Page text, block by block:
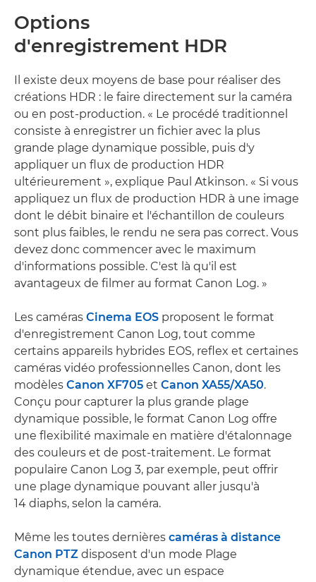
Options
d'enregistrement HDR
Il existe deux moyens de base pour réaliser des
créations HDR : le faire directement sur la caméra
ou en post-production. « Le procédé traditionnel
consiste à enregistrer un fichier avec la plus
grande plage dynamique possible, puis d'y
appliquer un flux de production HDR
ultérieurement », explique Paul Atkinson. « Si vous
appliquez un flux de production HDR à une image
dont le débit binaire et l'échantillon de couleurs
sont plus faibles, le rendu ne sera pas correct. Vous
devez donc commencer avec le maximum
d'informations possible. C'est là qu'il est
avantageux de filmer au format Canon Log. »
Les caméras Cinema EOS proposent le format
d'enregistrement Canon Log, tout comme
certains appareils hybrides EOS, reflex et certaines
caméras vidéo professionnelles Canon, dont les
modèles Canon XF705 et Canon XA55/XA50.
Conçu pour capturer la plus grande plage
dynamique possible, le format Canon Log offre
une flexibilité maximale en matière d'étalonnage
des couleurs et de post-traitement. Le format
populaire Canon Log 3, par exemple, peut offrir
une plage dynamique pouvant aller jusqu'à
14 diaphs, selon la caméra.
Même les toutes dernières caméras à distance
Canon PTZ disposent d'un mode Plage
dynamique étendue, avec un espace